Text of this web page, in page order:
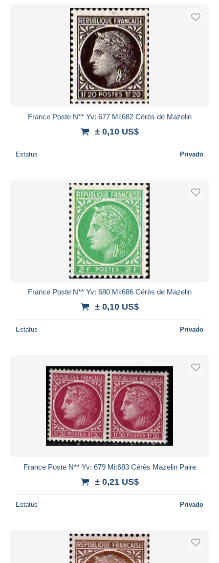
France Poste N** Yv: 677 Mi:682 Cérès de Mazelin
± 0,10 US$
Estatus Privado
France Poste N** Yv: 680 Mi:686 Cérès de Mazelin
± 0,10 US$
Estatus Privado
France Poste N** Yv: 679 Mi:683 Cérès Mazelin Paire
± 0,21 US$
Estatus Privado